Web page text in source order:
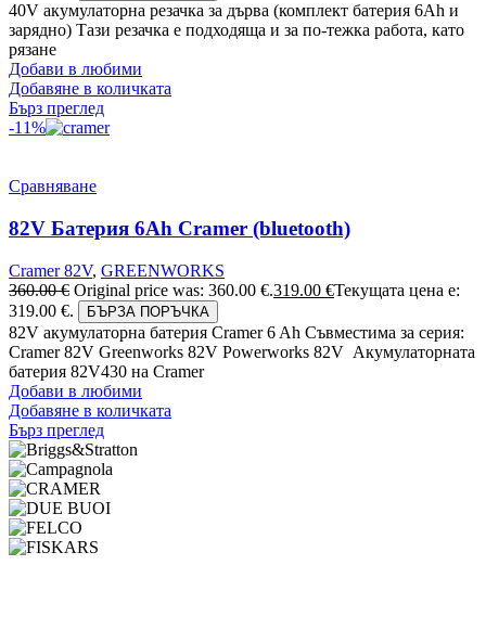
40V акумулаторна резачка за дърва (комплект батерия 6Ah и
зарядно) Тази резачка е подходяща и за по-тежка работа, като
рязане
Добави в любими
Добавяне в количката
Бърз преглед
-11%
Сравняване
82V Батерия 6Ah Cramer (bluetooth)
Cramer 82V, GREENWORKS
360.00€ Original price was: 360.00 €.319.00 €Текущата цена е:
319.00 €.
БЪРЗА ПОРЪЧКА
82V акумулаторна батерия Cramer 6 Ah Съвместима за серия:
Cramer 82V Greenworks 82V Powerworks 82V Акумулаторната
батерия 82V430 на Cramer
Добави в любими
Добавяне в количката
Бърз преглед